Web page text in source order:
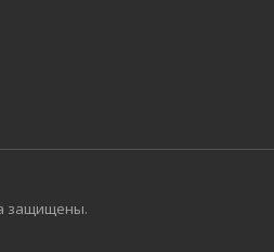
защищены.